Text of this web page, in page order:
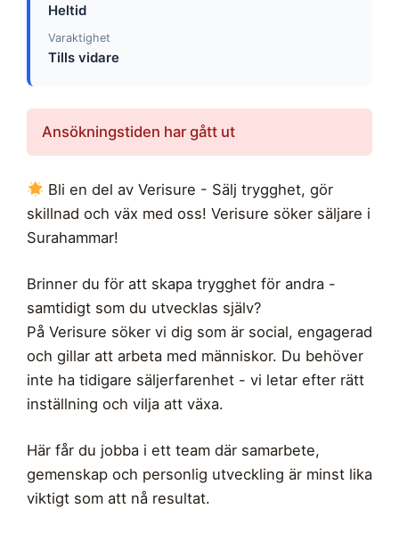
Heltid
Varaktighet
Tills vidare
Ansökningstiden har gått ut
Bli en del av Verisure - Sälj trygghet, gör
skillnad och väx med oss! Verisure söker säljare i
Surahammar!
Brinner du för att skapa trygghet för andra -
samtidigt som du utvecklas själv?
På Verisure söker vi dig som är social, engagerad
och gillar att arbeta med människor. Du behöver
inte ha tidigare säljerfarenhet - vi letar efter rätt
inställning och vilja att växa.
Här får du jobba i ett team där samarbete,
gemenskap och personlig utveckling är minst lika
viktigt som att nå resultat.